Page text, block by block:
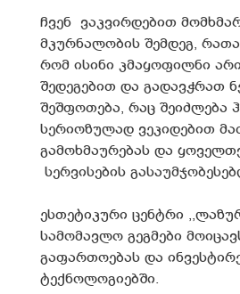
ჩვენ ვაკვირდებით
მკურნალობის შემდეგ,
რომ ისინი კმაყოფილნი
შედეგებით და გადავჭრათ
შეშფოთება, რაც შეიძლება
სერიოზულად ვეკიდებით
გამოხმაურებას და
სერვისების
ესთეტიკური ცენტრი
სამომავლო გეგმები
გაფართოებას და
ტექნოლოგიებში.